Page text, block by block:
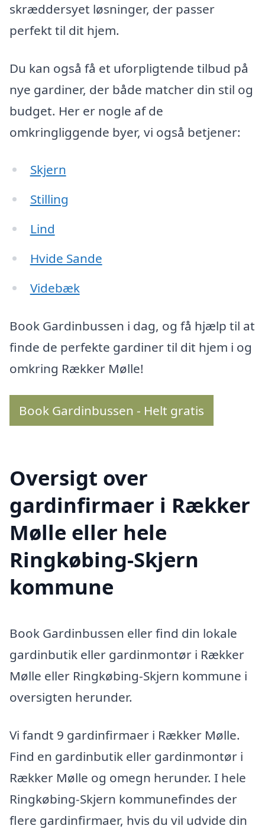
skræddersyet løsninger, der passer
perfekt til dit hjem.
Du kan også få et uforpligtende tilbud på
nye gardiner, der både matcher din stil og
budget. Her er nogle af de
omkringliggende byer, vi også betjener:
Skjern
Stilling
Lind
Hvide Sande
Videbæk
Book Gardinbussen i dag, og få hjælp til at
finde de perfekte gardiner til dit hjem i og
omkring Rækker Mølle!
Book Gardinbussen - Helt gratis
Oversigt over
gardinfirmaer i Rækker
Mølle eller hele
Ringkøbing-Skjern
kommune
Book Gardinbussen eller find din lokale
gardinbutik eller gardinmontør i Rækker
Mølle eller Ringkøbing-Skjern kommune i
oversigten herunder.
Vi fandt 9 gardinfirmaer i Rækker Mølle.
Find en gardinbutik eller gardinmontør i
Rækker Mølle og omegn herunder. I hele
Ringkøbing-Skjern kommunefindes der
flere gardinfirmaer, hvis du vil udvide din